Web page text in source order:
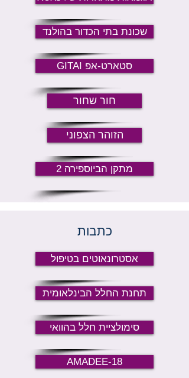
שכונת בתי הכדור בהולנד
GITAI סטארט-אפ
חור שחור
הזוהר הצפוני
מתקן הביוספירה 2
כתבות
אסטרונאוטים בטיפול
תחנת החלל הבינלאומית
סימולציית חלל בהוואי
AMADEE-18